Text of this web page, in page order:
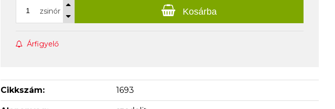
zsinór Kosárba
Árfigyelő
Cikkszám: 1693